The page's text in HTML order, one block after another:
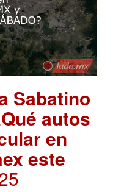
Sabatino
autos
en
este